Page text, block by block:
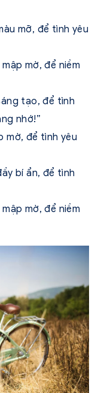
mỡ, để tình yêu
mờ, để niềm
tạo, để tình
nhớ!”
mờ, để tình yêu
bí ẩn, để tình
mờ, để niềm